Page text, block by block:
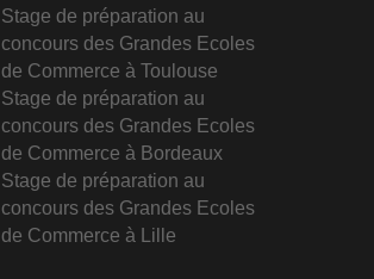
Stage de préparation au
concours des Grandes Ecoles
de Commerce à Toulouse
Stage de préparation au
concours des Grandes Ecoles
de Commerce à Bordeaux
Stage de préparation au
concours des Grandes Ecoles
de Commerce à Lille